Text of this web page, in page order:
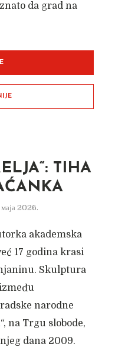
da grad na
TIHA
маја 2026.
akademska
17 godina krasi
Skulptura
narodne
na Trgu slobode,
dana 2009.